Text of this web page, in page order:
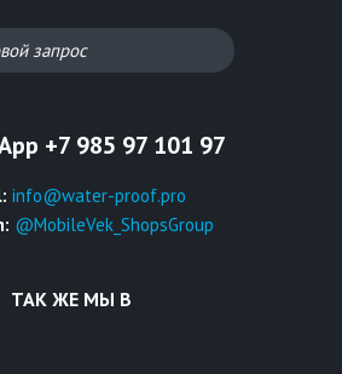
+7 985 97 101 97
info@water-proof.pro
@MobileVek_ShopsGroup
ТАК ЖЕ МЫ В